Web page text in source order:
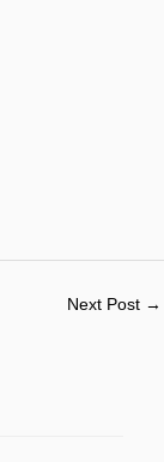
Next Post →